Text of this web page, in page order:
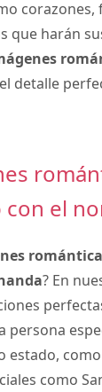
corazones,
que harán
detalle
con el
? En
persona
estado,
como